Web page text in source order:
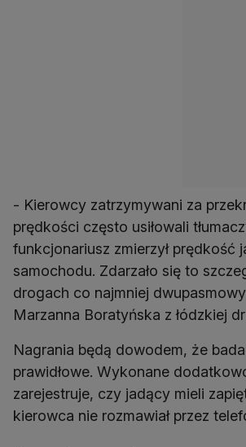
- Kierowcy zatrzymywani za
prędkości często usiłowali
funkcjonariusz zmierzył prędkość
samochodu. Zdarzało się to
drogach co najmniej
Marzanna Boratyńska z łódzkiej
Nagrania będą dowodem, że
prawidłowe. Wykonane
zarejestruje, czy jadący mieli
kierowca nie rozmawiał przez